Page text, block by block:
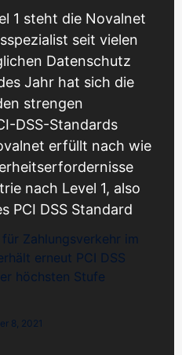
Systeme
und Performance
in Deutschland
Automatisierung
in allen Bereichen
1 steht die Novalnet
seit vielen
Datenschutz
Jahr hat sich die
strengen
DSS-Standards
erfüllt nach wie
nach Level 1, also
PCI DSS Standard
8, 2021